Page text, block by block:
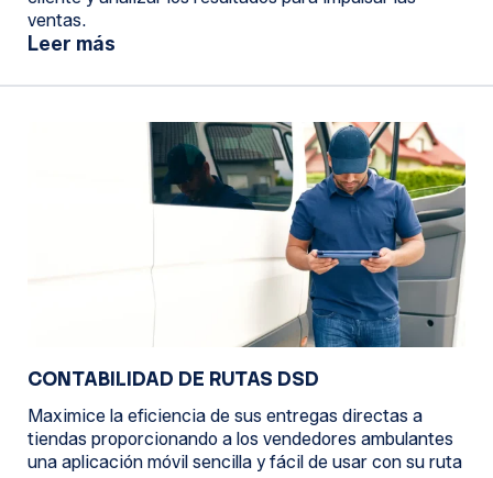
ventas.
Leer más
CONTABILIDAD DE RUTAS DSD
Maximice la eficiencia de sus entregas directas a
tiendas proporcionando a los vendedores ambulantes
una aplicación móvil sencilla y fácil de usar con su ruta